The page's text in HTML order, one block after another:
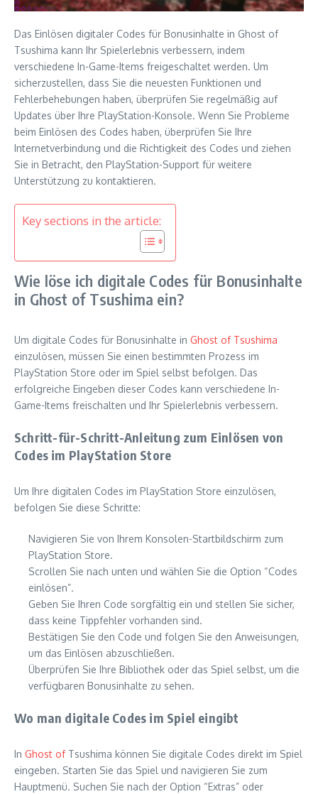
Das Einlösen digitaler Codes für Bonusinhalte in Ghost of
Tsushima kann Ihr Spielerlebnis verbessern, indem
verschiedene In-Game-Items freigeschaltet werden. Um
sicherzustellen, dass Sie die neuesten Funktionen und
Fehlerbehebungen haben, überprüfen Sie regelmäßig auf
Updates über Ihre PlayStation-Konsole. Wenn Sie Probleme
beim Einlösen des Codes haben, überprüfen Sie Ihre
Internetverbindung und die Richtigkeit des Codes und ziehen
Sie in Betracht, den PlayStation-Support für weitere
Unterstützung zu kontaktieren.
Key sections in the article:
Wie löse ich digitale Codes für Bonusinhalte
in Ghost of Tsushima ein?
Um digitale Codes für Bonusinhalte in Ghost of Tsushima
einzulösen, müssen Sie einen bestimmten Prozess im
PlayStation Store oder im Spiel selbst befolgen. Das
erfolgreiche Eingeben dieser Codes kann verschiedene In-
Game-Items freischalten und Ihr Spielerlebnis verbessern.
Schritt-für-Schritt-Anleitung zum Einlösen von
Codes im PlayStation Store
Um Ihre digitalen Codes im PlayStation Store einzulösen,
befolgen Sie diese Schritte:
Navigieren Sie von Ihrem Konsolen-Startbildschirm zum
PlayStation Store.
Scrollen Sie nach unten und wählen Sie die Option “Codes
einlösen”.
Geben Sie Ihren Code sorgfältig ein und stellen Sie sicher,
dass keine Tippfehler vorhanden sind.
Bestätigen Sie den Code und folgen Sie den Anweisungen,
um das Einlösen abzuschließen.
Überprüfen Sie Ihre Bibliothek oder das Spiel selbst, um die
verfügbaren Bonusinhalte zu sehen.
Wo man digitale Codes im Spiel eingibt
In Ghost ofTsushima können Sie digitale Codes direkt im Spiel
eingeben. Starten Sie das Spiel und navigieren Sie zum
Hauptmenü. Suchen Sie nach der Option “Extras” oder